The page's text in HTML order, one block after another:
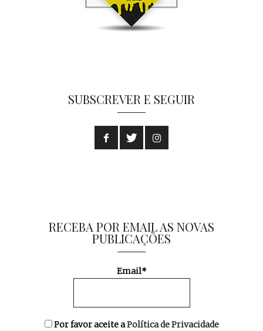
SUBSCREVER E SEGUIR
RECEBA POR EMAIL AS NOVAS
PUBLICAÇÕES
Email*
Por favor aceite aPolítica de Privacidade